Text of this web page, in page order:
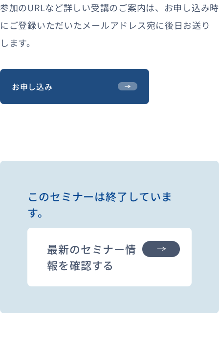
参加のURLなど詳しい受講のご案内は、お申し込み時
にご登録いただいたメールアドレス宛に後日お送り
します。
お申し込み
このセミナーは終了していま
す。
最新のセミナー情
報を確認する